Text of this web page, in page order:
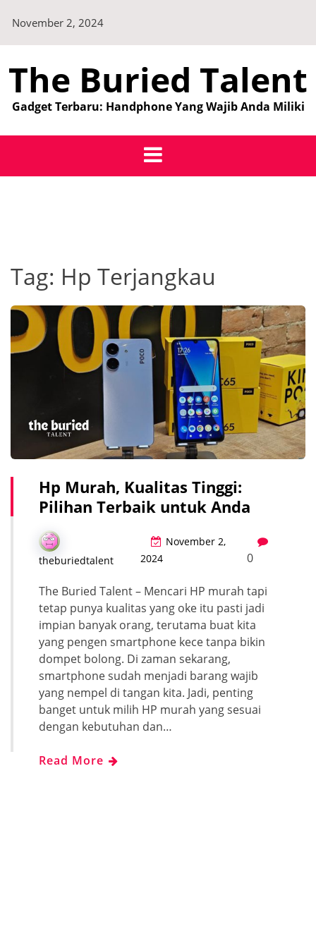
content
November 2, 2024
The Buried Talent
Gadget Terbaru: Handphone Yang Wajib Anda Miliki
Tag: Hp Terjangkau
Hp Murah, Kualitas Tinggi:
Pilihan Terbaik untuk Anda
theburiedtalent
November 2,
2024
0
The Buried Talent – Mencari HP murah tapi
tetap punya kualitas yang oke itu pasti jadi
impian banyak orang, terutama buat kita
yang pengen smartphone kece tanpa bikin
dompet bolong. Di zaman sekarang,
smartphone sudah menjadi barang wajib
yang nempel di tangan kita. Jadi, penting
banget untuk milih HP murah yang sesuai
dengan kebutuhan dan…
Read More